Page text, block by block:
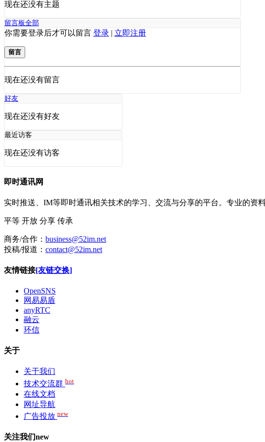
现在还没有主题
留言板全部
你需要登录后才可以留言 登录 | 立即注册
留言
现在还没有留言
好友
现在还没有好友
最近访客
现在还没有访客
即时通讯网
实时推送、IM等即时通讯相关技术的学习、交流与分享的平台。专业的资
平等 开放 分享 传承
商务/合作： business@52im.net
投稿/报道： contact@52im.net
友情链接[友链交换]
OpenSNS
网易易盾
anyRTC
融云
环信
关于
关于我们
技术交流群 hot
在线文档
网址导航
广告投放 new
关注我们new